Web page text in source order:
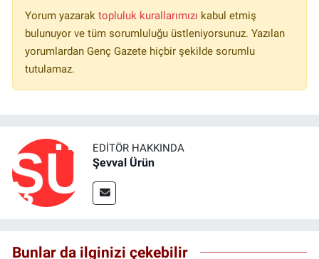
Yorum yazarak topluluk kurallarımızı kabul etmiş
bulunuyor ve tüm sorumluluğu üstleniyorsunuz. Yazılan
yorumlardan Genç Gazete hiçbir şekilde sorumlu
tutulamaz.
EDITÖR HAKKINDA
Şevval Ürün
Bunlar da ilginizi çekebilir